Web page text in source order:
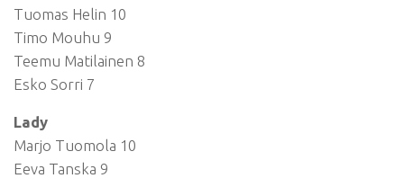
Tuomas Helin 10
Timo Mouhu 9
Teemu Matilainen 8
Esko Sorri 7
Lady
Marjo Tuomola 10
Eeva Tanska 9